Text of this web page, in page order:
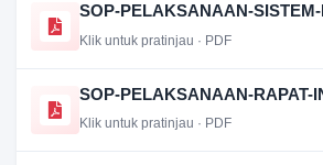
SOP-PELAKSANAAN-
Klik untuk pratinjau · PDF
SOP-PELAKSANAAN-RAPAT-
Klik untuk pratinjau · PDF